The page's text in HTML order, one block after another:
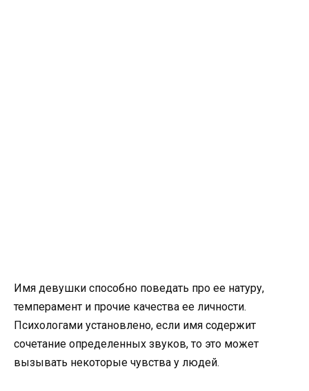
Имя девушки способно поведать про ее натуру,
темперамент и прочие качества ее личности.
Психологами установлено, если имя содержит
сочетание определенных звуков, то это может
вызывать некоторые чувства у людей.